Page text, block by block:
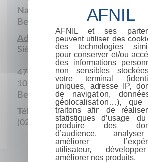
Nationalité :
Belgique
Adresse :
Siège social
47, rue Fritz-Toussaint
1050 Bruxelles
Belgique
Téléphone :
(02) 642.61.11
AFNIL et ses
peuvent utiliser des
des technologies
pour conserver et/ou
des informations
non sensibles
votre terminal
uniques, adresse IP,
de navigation,
géolocalisation…), que
traitons afin de
statistiques d’usage
produire des
d’audience,
améliorer
utilisateur,
améliorer nos produits.